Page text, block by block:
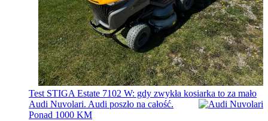
Test STIGA Estate 7102 W: gdy zwykła kosiarka to za mało
Audi Nuvolari. Audi poszło na całość.
Ponad 1000 KM